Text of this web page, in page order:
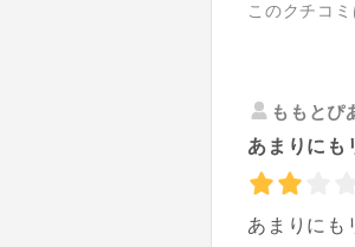
このクチコ
ももとぴ
あまりにも
あまりにも